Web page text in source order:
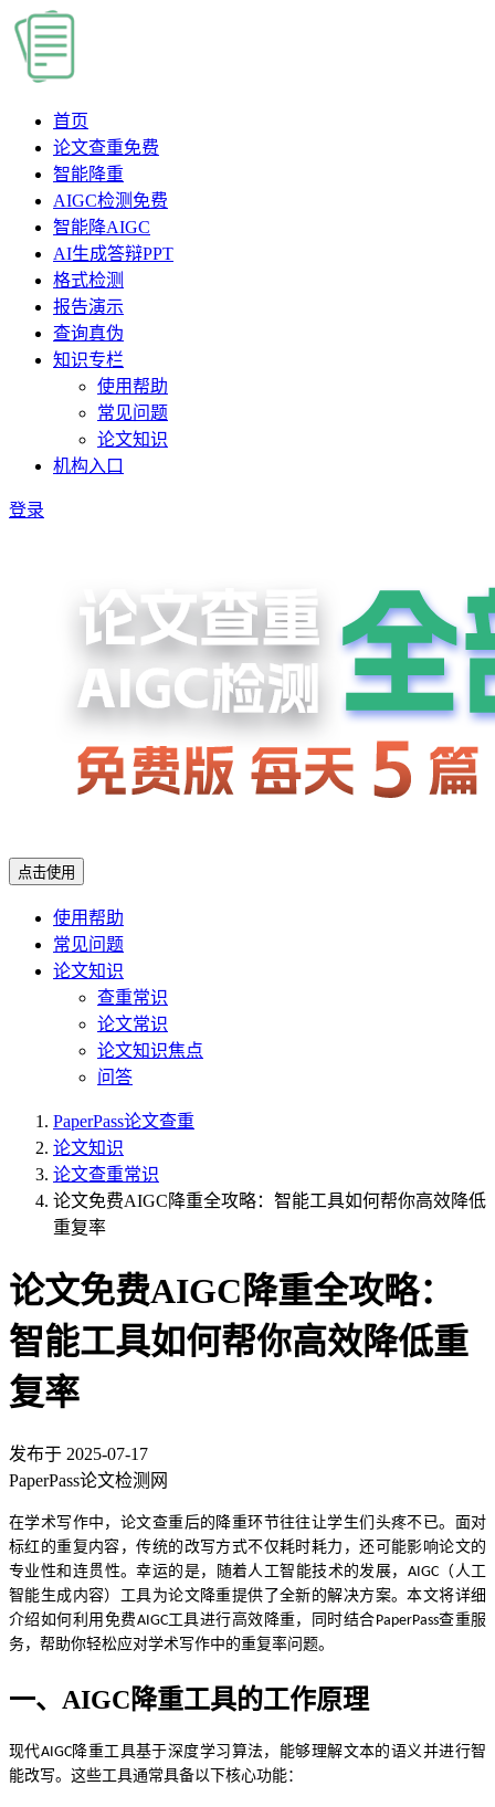
首页
论文查重免费
智能降重
AIGC检测 免费
智能降AIGC
AI生成答辩PPT
格式检测
报告演示
查询真伪
知识专栏
使用帮助
常见问题
论文知识
机构入口
登录
点击使用
使用帮助
常见问题
论文知识
查重常识
论文常识
论文知识焦点
问答
PaperPass论文查重
论文知识
论文查重常识
论文免费AIGC降重全攻略：智能工具如何帮你高效降低
重复率
论文免费AIGC降重全攻略：
智能工具如何帮你高效降低重
复率
发布于 2025-07-17
PaperPass论文检测网
在学术写作中，论文查重后的降重环节往往让学生们头疼不已。面对
标红的重复内容，传统的改写方式不仅耗时耗力，还可能影响论文的
专业性和连贯性。幸运的是，随着人工智能技术的发展， AIGC（人工
智能生成内容）工具为论文降重提供了全新的解决方案。本文将详细
介绍如何利用免费AIGC工具进行高效降重，同时结合 PaperPass查重服
务，帮助你轻松应对学术写作中的重复率问题。
一、 AIGC降重工具的工作原理
现代AIGC降重工具基于深度学习算法，能够理解文本的语义并进行智
能改写。这些工具通常具备以下核心功能：